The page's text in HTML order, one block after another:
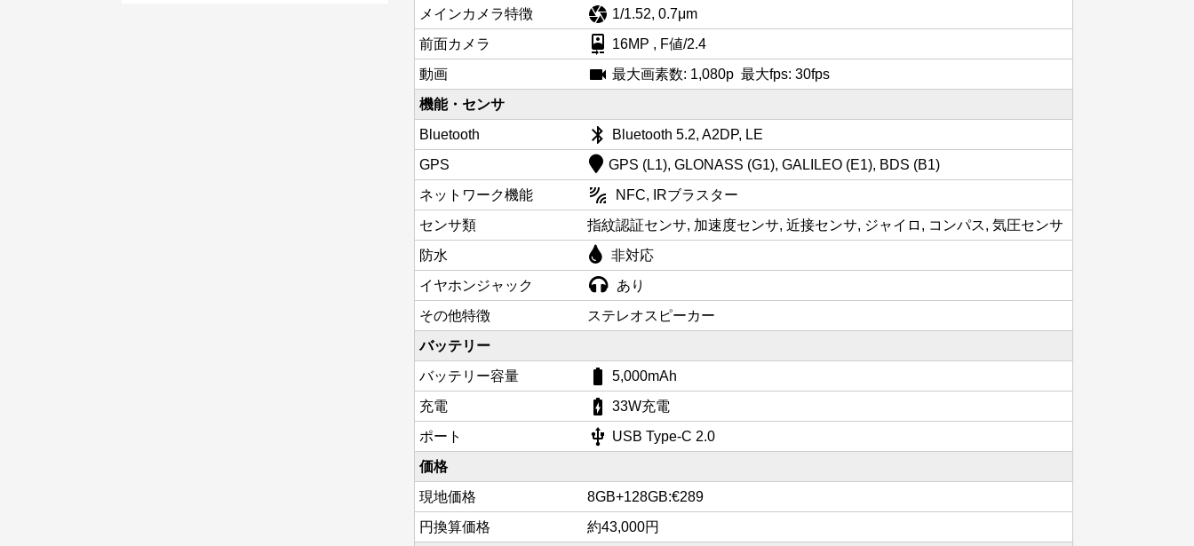
メインカメラ特徴
camera 1/1.52, 0.7μm
前面カメラ
camera_front 16MP , F値/2.4
動画
videocam 最大画素数: 1,080p 最大fps: 30fps
機能・センサ
Bluetooth
bluetooth
Bluetooth 5.2, A2DP, LE
GPS
GPS (L1), GLONASS (G1), GALILEO (E1), BDS (B1)
ネットワーク機能
leak_add
NFC, IRブラスター
センサ類
指紋認証センサ, 加速度センサ, 近接センサ, ジャイロ, コンパス, 気圧センサ
防水
非対応
イヤホンジャック
あり
その他特徴
ステレオスピーカー
バッテリー
バッテリー容量
battery_std
5,000mAh
充電
battery_charging_full
33W充電
ポート
usb USB Type-C 2.0
価格
現地価格
8GB+128GB:€289
円換算価格
約43,000円